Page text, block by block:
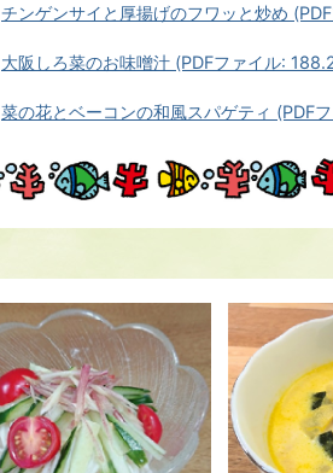
チンゲンサイと厚揚げのフワッと炒め
大阪しろ菜のお味噌汁 (PDFファイル:
菜の花とベーコンの和風スパゲティ (PDF